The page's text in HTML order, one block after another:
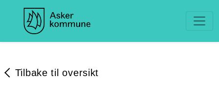
Tilbake til oversikt